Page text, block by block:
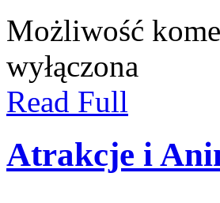
Możliwość
wyłączona
Read Full
Atrakcje i